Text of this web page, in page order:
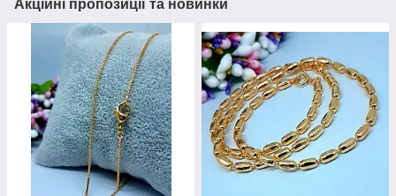
Акційні пропозиції та новинки